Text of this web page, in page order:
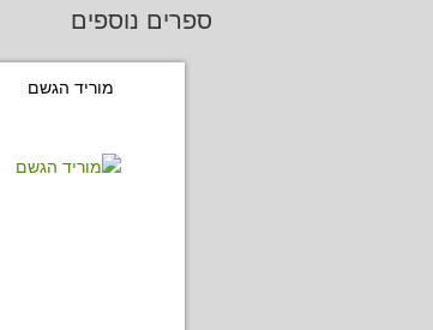
ספרים נוספים
מוריד הגשם